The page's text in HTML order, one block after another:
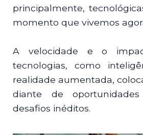
principalmente,
momento que vivemos
A velocidade e o
tecnologias, como
realidade aumentada,
diante de
desafios inéditos.